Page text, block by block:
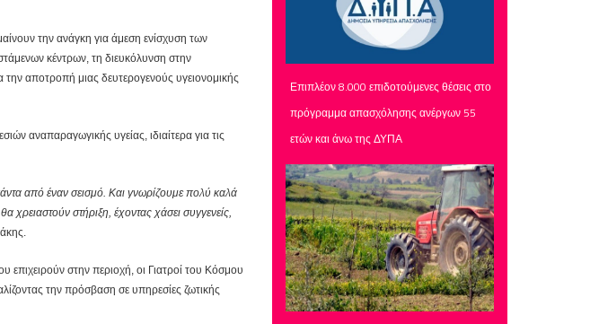
την ανάγκη για άμεση ενίσχυση των
κέντρων, τη διευκόλυνση στην
αποτροπή μιας δευτερογενούς υγειονομικής
αναπαραγωγικής υγείας, ιδιαίτερα για τις
από έναν σεισμό. Και γνωρίζουμε πολύ καλά
χρειαστούν στήριξη, έχοντας χάσει συγγενείς,
επιχειρούν στην περιοχή, οι Γιατροί του Κόσμου
την πρόσβαση σε υπηρεσίες ζωτικής
Επιπλέον 8.000 επιδοτούμενες θέσεις στο
πρόγραμμα απασχόλησης ανέργων 55
ετών και άνω της ΔΥΠΑ